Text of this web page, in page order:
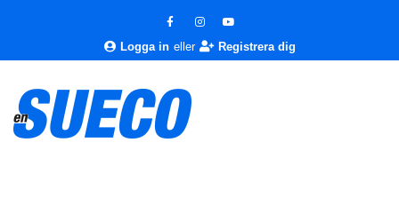
Logga in eller Registrera dig